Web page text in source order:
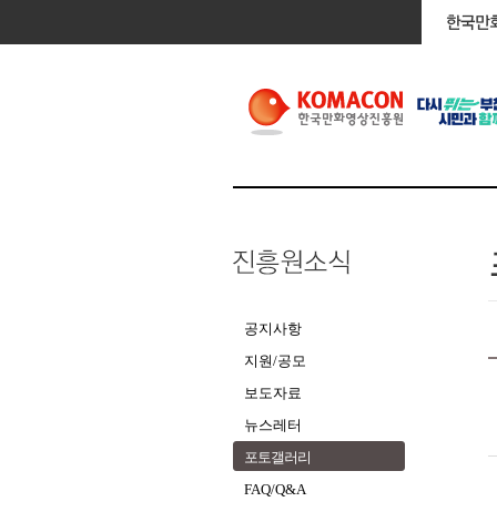
공지사항
지원/공모
보도자료
뉴스레터
포토갤러리
FAQ/Q&A